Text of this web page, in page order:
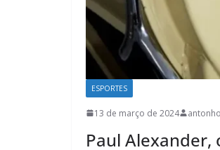
ESPORTES
13 de março de 2024
Paul Alexander,